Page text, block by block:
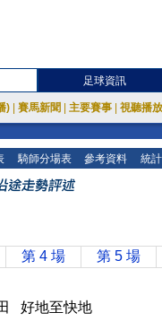
足球資訊
) 賽馬新聞 主要賽事 視聽播
騎師分場表 參考資料 統
第 4 場 第 5 場
好地至快地